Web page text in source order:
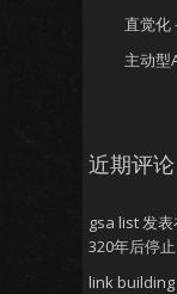
直觉化
主动型
近期评论
gsa list发表
320年后停
link building